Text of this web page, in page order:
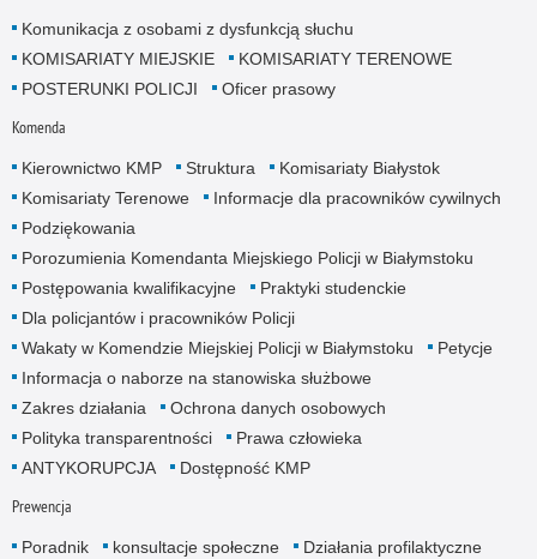
Komunikacja z osobami z dysfunkcją słuchu
KOMISARIATY MIEJSKIE
KOMISARIATY TERENOWE
POSTERUNKI POLICJI
Oficer prasowy
Komenda
Kierownictwo KMP Struktura
Komisariaty Białystok
Komisariaty Terenowe
Informacje dla pracowników cywilnych
Podziękowania
Porozumienia Komendanta Miejskiego Policji w Białymstoku
Postępowania kwalifikacyjne
Praktyki studenckie
Dla policjantów i pracowników Policji
Wakaty w Komendzie Miejskiej Policji w Białymstoku
Petycje
Informacja o naborze na stanowiska służbowe
Zakres działania
Ochrona danych osobowych
Polityka transparentności
Prawa człowieka
ANTYKORUPCJA
Dostępność KMP
Prewencja
Poradnik konsultacje społeczne
Działania profilaktyczne